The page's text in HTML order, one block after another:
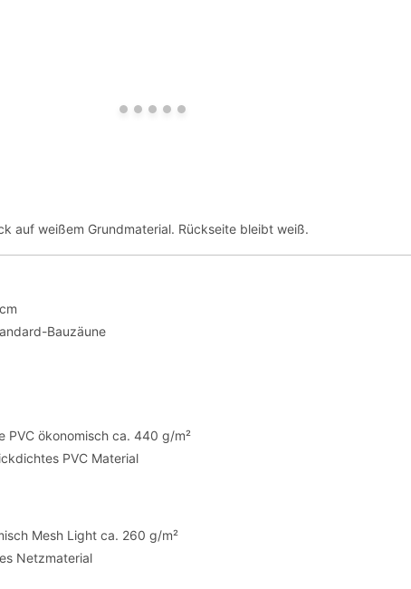
auf weißem Grundmaterial. Rückseite bleibt weiß.
Bauzäune
PVC ökonomisch ca. 440 g/m²
PVC Material
Mesh Light ca. 260 g/m²
Netzmaterial